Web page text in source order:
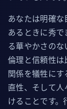
あなたは明確
あるときに秀
る華やかさの
倫理と信頼性
関係を犠牲に
直性、そして
けることです